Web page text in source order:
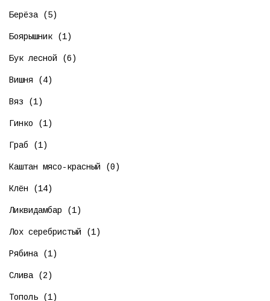
Берёза (5)
Боярышник (1)
Бук лесной (6)
Вишня (4)
Вяз (1)
Гинко (1)
Граб (1)
Каштан мясо-красный (0)
Клён (14)
Ликвидамбар (1)
Лох серебристый (1)
Рябина (1)
Слива (2)
Тополь (1)